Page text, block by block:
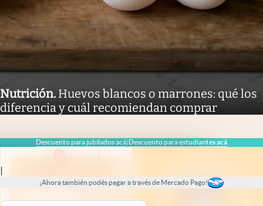
Descuento para jubilados acá|Descuento para estudiantes acá
|
¡Ahora también podés pagar a través de Mercado Pago!
Nutrición. Huevos blancos o marrones: qué los
diferencia y cuál recomiendan comprar